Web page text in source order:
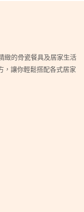
緻的骨瓷餐具及居家生活
，讓你輕鬆搭配各式居家